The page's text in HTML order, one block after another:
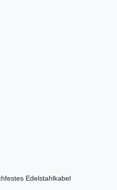
Edelstahlkabel